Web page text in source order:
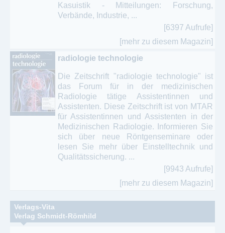
Kasuistik - Mitteilungen: Forschung,
Verbände, Industrie, ...
[6397 Aufrufe]
[mehr zu diesem Magazin]
radiologie technologie
Die Zeitschrift "radiologie technologie" ist
das Forum für in der medizinischen
Radiologie tätige Assistentinnen und
Assistenten. Diese Zeitschrift ist von MTAR
für Assistentinnen und Assistenten in der
Medizinischen Radiologie. Informieren Sie
sich über neue Röntgenseminare oder
lesen Sie mehr über Einstelltechnik und
Qualitätssicherung. ...
[9943 Aufrufe]
[mehr zu diesem Magazin]
Verlags-Vita
Verlag Schmidt-Römhild